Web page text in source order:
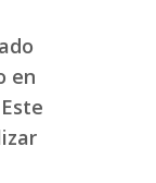
en